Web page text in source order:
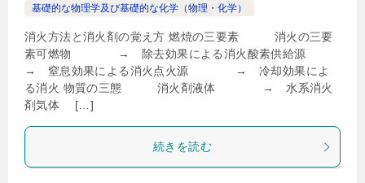
基礎的な物理学及び基礎的な化学（物理・化学）
消火方法と消火剤の覚え方 燃焼の三要素 消火の三要
素可燃物 → 除去効果による消火酸素供給源
→ 窒息効果による消火点火源 → 冷却効果によ
る消火 物質の三態 消火剤液体 → 水系消火
剤気体 […]
続きを読む